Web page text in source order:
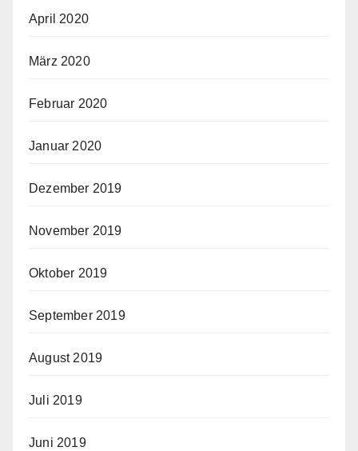
April 2020
März 2020
Februar 2020
Januar 2020
Dezember 2019
November 2019
Oktober 2019
September 2019
August 2019
Juli 2019
Juni 2019